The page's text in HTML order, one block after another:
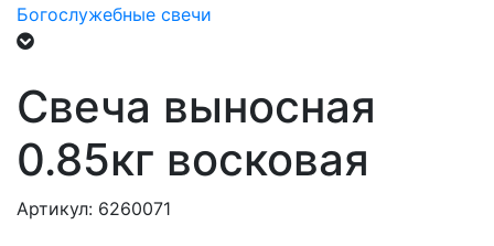
Богослужебные свечи
Свеча выносная
0.85кг восковая
Артикул: 6260071